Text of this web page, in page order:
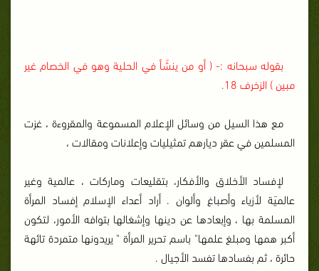
بقوله سبحانه :- ( أو من ينشَأ في الحلية وهو في الخصام غير
مبين ) الزخرف 18.
مع هذا السيل من وسائل الإعلام المسموعة والمقروءة ، غزت
المسلمين في عقر ديارهم تمثيليات وإعلانات ومقالات ،
لإفساد الأخلاق والأفكار، بتقليعات وماركات ، عالمية وغير
عالميَة لأزياء وأصباغ وألوان . أراد أعداء الإسلام إفساد المرأة
المسلمة بها ، وإبعادها عن دينها وإشغالها بتوافه الأمور، لتكون
أكبر همها ومبلغ علمها" باسم تحرير المرأة " يريدونها متمردة تائهة
حائرة ، ثم بفسادها تفسد الأجيال .